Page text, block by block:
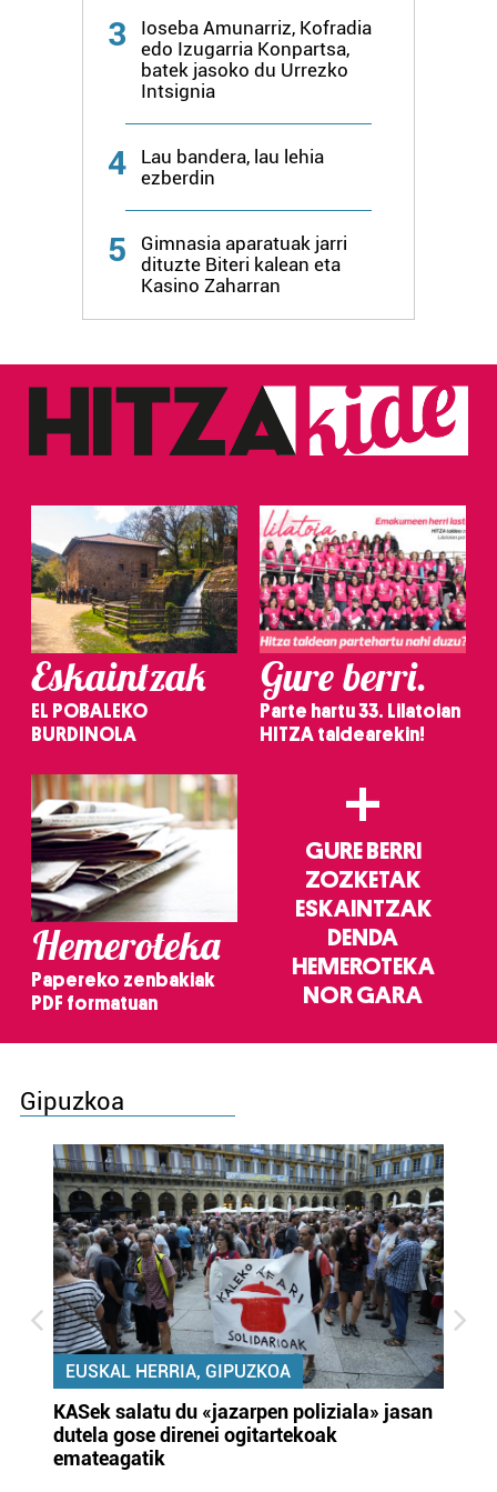
3
Ioseba Amunarriz, Kofradia
edo Izugarria Konpartsa,
batek jasoko du Urrezko
Intsignia
4
Lau bandera, lau lehia
ezberdin
5
Gimnasia aparatuak jarri
dituzte Biteri kalean eta
Kasino Zaharran
Eskaintzak
EL POBALEKO
BURDINOLA
Gure berri.
Parte hartu 33. Lilatoian
HITZA taldearekin!
Hemeroteka
Papereko zenbakiak
PDF formatuan
+
GURE BERRI
ZOZKETAK
ESKAINTZAK
DENDA
HEMEROTEKA
NOR GARA
Gipuzkoa
EUSKAL HERRIA, GIPUZKOA
KASek salatu du «jazarpen poliziala» jasan
dutela gose direnei ogitartekoak
emateagatik